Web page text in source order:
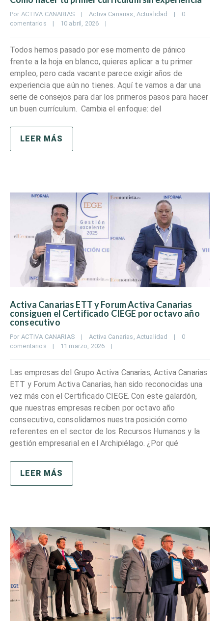
Por ACTIVA CANARIAS | Activa Canarias , Actualidad |
0
comentarios
| 10 abril, 2026 |
Todos hemos pasado por ese momento de pánico
frente a la hoja en blanco, quieres aplicar a tu primer
empleo, pero cada vacante parece exigir años de
experiencia que aún no tienes. Aquí te vamos a dar una
serie de consejos para dar los primeros pasos para hacer
un buen currículum. Cambia el enfoque: del
LEER MÁS
Activa Canarias ETT y Forum Activa Canarias
consiguen el Certificado CIEGE por octavo año
consecutivo
Por ACTIVA CANARIAS | Activa Canarias Actualidad |
0
comentarios
| 11 marzo, 2026 |
Las empresas del Grupo Activa Canarias, Activa Canarias
ETT y Forum Activa Canarias, han sido reconocidas una
vez más con el Certificado CIEGE. Con este galardón,
que nuestras empresas reciben por octavo año
consecutivo, consolidamos nuestra posición como
referentes en el sector de los Recursos Humanos y la
gestión empresarial en el Archipiélago. ¿Por qué
LEER MÁS